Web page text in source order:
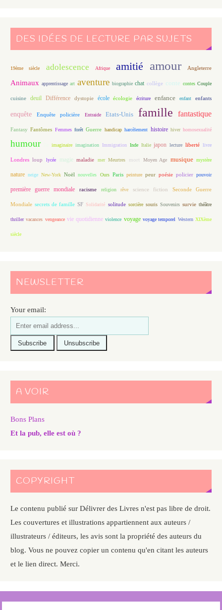
DES IDÉES DE LECTURE PAR SUJETS
19ème siècle adolescence Afrique amitié amour Angleterre
Animaux apprentissage art aventure biographie chat collège conte contes Couple
cuisine deuil Différence dystopie école écologie écriture enfance enfant enfants
enquête Enquête policière Entraide Etats-Unis famille fantastique
Fantasy Fantômes Femmes forêt Guerre handicap harcèlement histoire hiver homosexualité
humour imaginaire imagination Immigration Inde Italie japon lecture liberté livre
Londres loup lycée magie maladie mer Meurtres mort Moyen Age musique mystère
nature neige New-York Noël nouvelles Ours Paris peinture peur poésie policier pouvoir
première guerre mondiale racisme religion rêve science fiction Seconde Guerre
Mondiale secrets de famille SF Solidarité solitude sorcière souris Souvenirs survie théâtre
thriller vacances vengeance vie quotidienne violence voyage voyage temporel Western XIXème
siècle
NEWSLETTER
Your email:
A VOIR
Bons Plans
Et la pub, elle est où ?
COPYRIGHT
Le contenu publié sur Délivrer des Livres n'est pas libre de droit.
Les couvertures et illustrations appartiennent aux auteurs /
illustrateurs / éditeurs, les avis sont la propriété des auteurs du
blog. Vous ne pouvez copier un contenu qu'en citant les auteurs
et le lien direct. Merci.